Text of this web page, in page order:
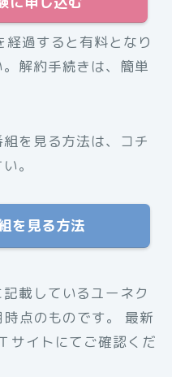
過すると有料となり
解約手続きは、簡単
を見る方法は、コチ
。
を見る方法
載しているユーネク
点のものです。 最新
サイトにてご確認くだ